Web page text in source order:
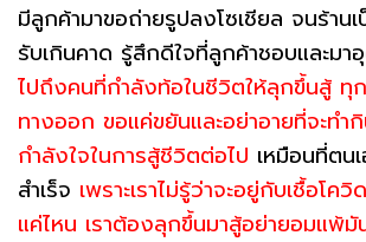
มีลูกค้ามาขอถ่ายรูปลงโซเชียล จนร้าน
รับเกินคาด รู้สึกดีใจที่ลูกค้าชอบและม
ไปถึงคนที่กำลังท้อในชีวิตให้ลุกขึ้นสู้ ทุ
ทางออก ขอแค่ขยันและอย่าอายที่จะทำ
กำลังใจในการสู้ชีวิตต่อไป เหมือนที่ตน
สำเร็จ เพราะเราไม่รู้ว่าจะอยู่กับเชื้อโค
แค่ไหน เราต้องลุกขึ้นมาสู้อย่ายอมแ